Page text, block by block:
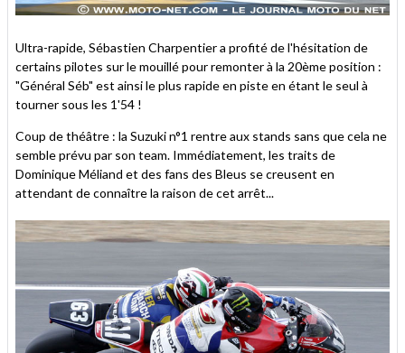
Ultra-rapide, Sébastien Charpentier a profité de l'hésitation de
certains pilotes sur le mouillé pour remonter à la 20ème position :
"Général Séb" est ainsi le plus rapide en piste en étant le seul à
tourner sous les 1'54 !
Coup de théâtre : la Suzuki n°1 rentre aux stands sans que cela ne
semble prévu par son team. Immédiatement, les traits de
Dominique Méliand et des fans des Bleus se creusent en
attendant de connaître la raison de cet arrêt...